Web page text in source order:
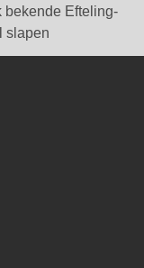
bekende Efteling-
slapen